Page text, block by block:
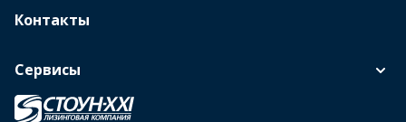
Контакты
Сервисы